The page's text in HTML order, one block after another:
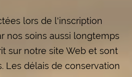
lors de l'inscription
nos soins aussi longtemps
sur notre site Web et sont
Les délais de conservation